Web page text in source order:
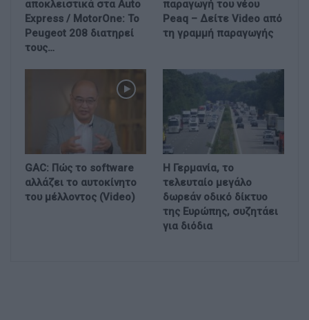
αποκλειστικά στα Auto
Express / MotorOne: Το
Peugeot 208 διατηρεί
τους…
παραγωγή του νέου
Peaq – Δείτε Video από
τη γραμμή παραγωγής
GAC: Πώς το software
αλλάζει το αυτοκίνητο
του μέλλοντος (Video)
Η Γερμανία, το
τελευταίο μεγάλο
δωρεάν οδικό δίκτυο
της Ευρώπης, συζητάει
για διόδια